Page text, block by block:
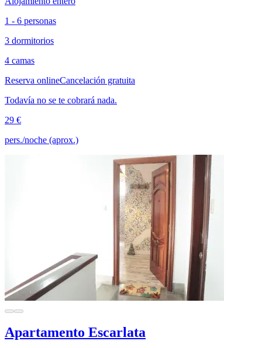
1 - 6 personas
3 dormitorios
4 camas
Reserva onlineCancelación gratuita
Todavía no se te cobrará nada.
29 €
pers./noche (aprox.)
Apartamento Escarlata